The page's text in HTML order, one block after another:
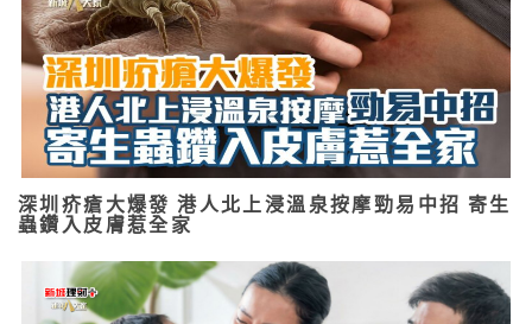
深圳疥瘡大爆發 港人北上浸溫泉按摩勁易中招 寄生
蟲鑽入皮膚惹全家